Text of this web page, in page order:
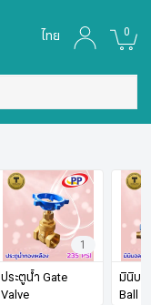
ไทย 0
1
ประตูน้ำ Gate
Valve
มินิบอ
Ball